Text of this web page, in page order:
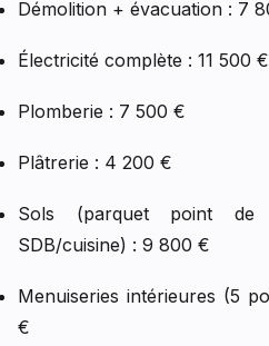
Démolition + évacuation : 7
Électricité complète : 11 500 €
Plomberie : 7 500 €
Plâtrerie : 4 200 €
Sols (parquet point de
SDB/cuisine) : 9 800 €
Menuiseries intérieures (5
€